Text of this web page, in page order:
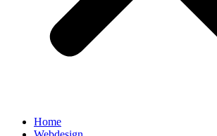
Home